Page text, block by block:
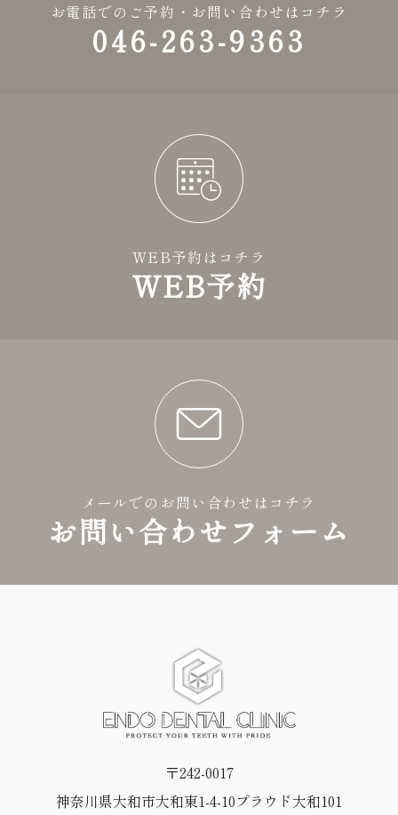
お電話でのご予約・お問い合わせはコチラ
046-263-9363
WEB予約はコチラ
WEB予約
メールでのお問い合わせはコチラ
お問い合わせフォーム
〒242-0017
神奈川県大和市大和東1-4-10プラウド大和101